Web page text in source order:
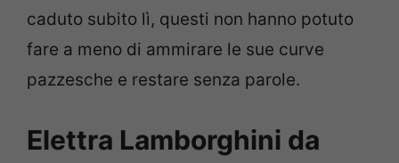
caduto subito lì, questi non hanno potuto
fare a meno di ammirare le sue curve
pazzesche e restare senza parole.
Elettra Lamborghini da